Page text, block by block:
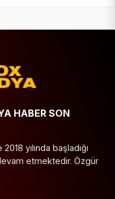
HABER SON
yılında başladığı
etmektedir. Özgür